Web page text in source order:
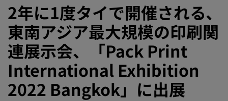
2年に1度タイで開催される､
東南アジア最大規模の印刷関
連展示会、「Pack Print
International Exhibition
2022 Bangkok」に出展